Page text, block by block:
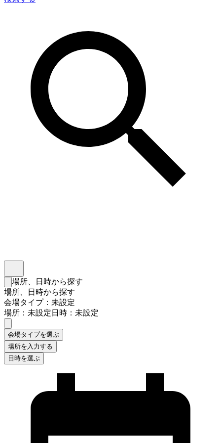
検索フォームを閉じる
場所、日時から探す
場所、日時から探す
会場タイプ：未設定
場所：未設定日時：未設定
会場タイプを選ぶ
場所を入力する
日時を選ぶ